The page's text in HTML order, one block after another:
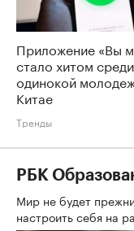
Приложение «Вы
стало хитом среди
одинокой
Китае
Тренды
РБК
Мир не будет
настроить себя на